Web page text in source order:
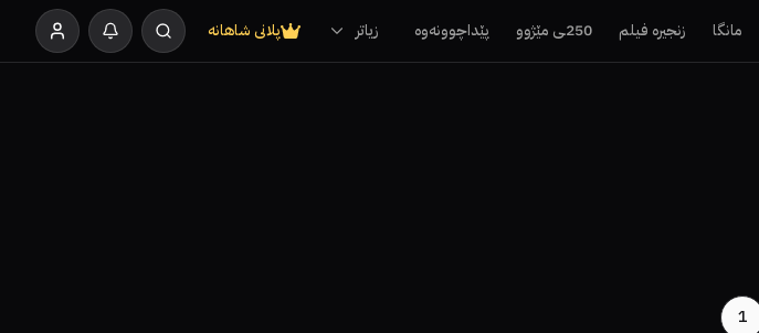
مانگا زنجیرە فیلم 250ـی مێژوو پێداچوونەوە زیاتر پلانی شاهانە
1